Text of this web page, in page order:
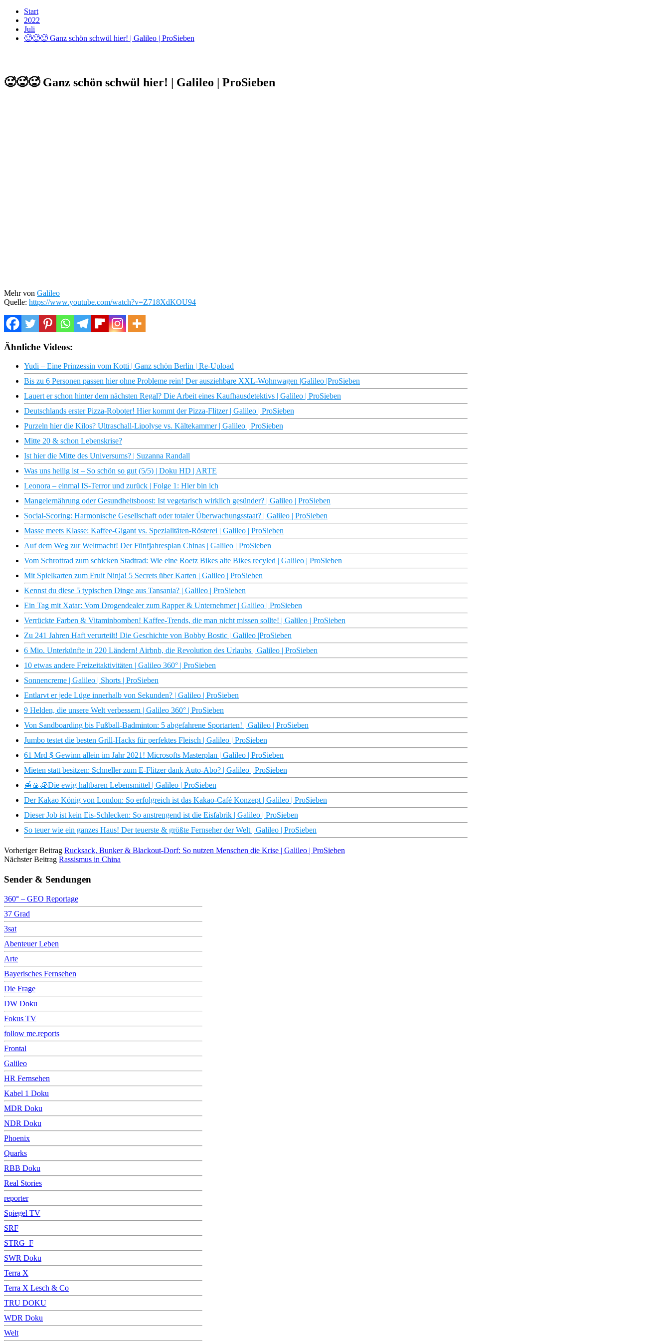
Start
2022
Juli
🥵🥵🥵 Ganz schön schwül hier! | Galileo | ProSieben
🥵🥵🥵 Ganz schön schwül hier! | Galileo | ProSieben
Mehr von Galileo
Quelle: https://www.youtube.com/watch?v=Z718XdKOU94
Ähnliche Videos:
Yudi – Eine Prinzessin vom Kotti | Ganz schön Berlin | Re-Upload
Bis zu 6 Personen passen hier ohne Probleme rein! Der ausziehbare XXL-Wohnwagen |Galileo |ProSieben
Lauert er schon hinter dem nächsten Regal? Die Arbeit eines Kaufhausdetektivs | Galileo | ProSieben
Deutschlands erster Pizza-Roboter! Hier kommt der Pizza-Flitzer | Galileo | ProSieben
Purzeln hier die Kilos? Ultraschall-Lipolyse vs. Kältekammer | Galileo | ProSieben
Mitte 20 & schon Lebenskrise?
Ist hier die Mitte des Universums? | Suzanna Randall
Was uns heilig ist – So schön so gut (5/5) | Doku HD | ARTE
Leonora – einmal IS-Terror und zurück | Folge 1: Hier bin ich
Mangelernährung oder Gesundheitsboost: Ist vegetarisch wirklich gesünder? | Galileo | ProSieben
Social-Scoring: Harmonische Gesellschaft oder totaler Überwachungsstaat? | Galileo | ProSieben
Masse meets Klasse: Kaffee-Gigant vs. Spezialitäten-Rösterei | Galileo | ProSieben
Auf dem Weg zur Weltmacht! Der Fünfjahresplan Chinas | Galileo | ProSieben
Vom Schrottrad zum schicken Stadtrad: Wie eine Roetz Bikes alte Bikes recyled | Galileo | ProSieben
Mit Spielkarten zum Fruit Ninja! 5 Secrets über Karten | Galileo | ProSieben
Kennst du diese 5 typischen Dinge aus Tansania? | Galileo | ProSieben
Ein Tag mit Xatar: Vom Drogendealer zum Rapper & Unternehmer | Galileo | ProSieben
Verrückte Farben & Vitaminbomben! Kaffee-Trends, die man nicht missen sollte! | Galileo | ProSieben
Zu 241 Jahren Haft verurteilt! Die Geschichte von Bobby Bostic | Galileo |ProSieben
6 Mio. Unterkünfte in 220 Ländern! Airbnb, die Revolution des Urlaubs | Galileo | ProSieben
10 etwas andere Freizeitaktivitäten | Galileo 360° | ProSieben
Sonnencreme | Galileo | Shorts | ProSieben
Entlarvt er jede Lüge innerhalb von Sekunden? | Galileo | ProSieben
9 Helden, die unsere Welt verbessern | Galileo 360° | ProSieben
Von Sandboarding bis Fußball-Badminton: 5 abgefahrene Sportarten! | Galileo | ProSieben
Jumbo testet die besten Grill-Hacks für perfektes Fleisch | Galileo | ProSieben
61 Mrd $ Gewinn allein im Jahr 2021! Microsofts Masterplan | Galileo | ProSieben
Mieten statt besitzen: Schneller zum E-Flitzer dank Auto-Abo? | Galileo | ProSieben
🍯🍙🧊Die ewig haltbaren Lebensmittel | Galileo | ProSieben
Der Kakao König von London: So erfolgreich ist das Kakao-Café Konzept | Galileo | ProSieben
Dieser Job ist kein Eis-Schlecken: So anstrengend ist die Eisfabrik | Galileo | ProSieben
So teuer wie ein ganzes Haus! Der teuerste & größte Fernseher der Welt | Galileo | ProSieben
Vorheriger Beitrag Rucksack, Bunker & Blackout-Dorf: So nutzen Menschen die Krise | Galileo | ProSieben
Nächster Beitrag Rassismus in China
Sender & Sendungen
360° – GEO Reportage
37 Grad
3sat
Abenteuer Leben
Arte
Bayerisches Fernsehen
Die Frage
DW Doku
Fokus TV
follow me.reports
Frontal
Galileo
HR Fernsehen
Kabel 1 Doku
MDR Doku
NDR Doku
Phoenix
Quarks
RBB Doku
Real Stories
reporter
Spiegel TV
SRF
STRG_F
SWR Doku
Terra X
Terra X Lesch & Co
TRU DOKU
WDR Doku
Welt